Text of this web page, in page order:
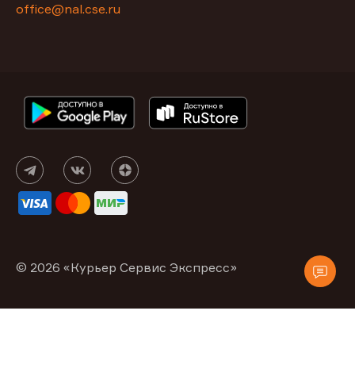
office@nal.cse.ru
© 2026 «Курьер Сервис Экспресс»